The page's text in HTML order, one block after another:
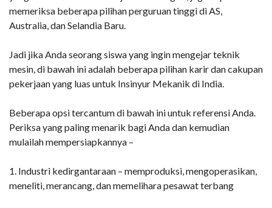
memeriksa beberapa pilihan perguruan tinggi di AS,
Australia, dan Selandia Baru.
Jadi jika Anda seorang siswa yang ingin mengejar teknik
mesin, di bawah ini adalah beberapa pilihan karir dan cakupan
pekerjaan yang luas untuk Insinyur Mekanik di India.
Beberapa opsi tercantum di bawah ini untuk referensi Anda.
Periksa yang paling menarik bagi Anda dan kemudian
mulailah mempersiapkannya –
1. Industri kedirgantaraan – memproduksi, mengoperasikan,
meneliti, merancang, dan memelihara pesawat terbang